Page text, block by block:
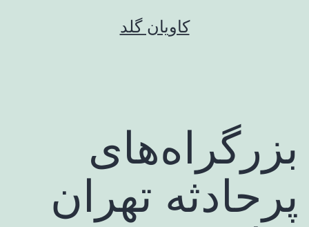
کاویان گلد
بزرگراه‌های
پرحادثه تهران